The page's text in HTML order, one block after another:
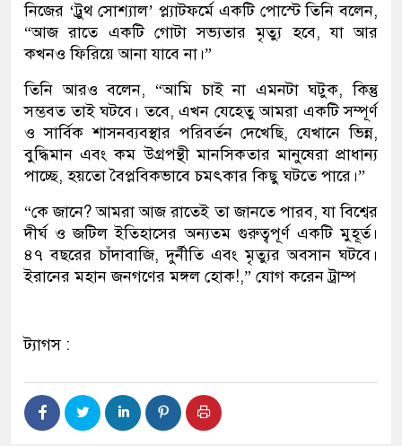
নিজের ‘ট্রুথ সোশ্যাল’ প্ল্যাটফর্মে একটি পোস্টে তিনি বলেন,
“আজ রাতে একটি গোটা সভ্যতার মৃত্যু হবে, যা আর
কখনও ফিরিয়ে আনা যাবে না।”
তিনি আরও বলেন, “আমি চাই না এমনটা ঘটুক, কিন্তু
সম্ভবত তাই ঘটবে। তবে, এখন যেহেতু আমরা একটি সম্পূর্ণ
ও সার্বিক শাসনব্যবস্থার পরিবর্তন দেখেছি, যেখানে ভিন্ন,
বুদ্ধিমান এবং কম উগ্রপন্থী মানসিকতার মানুষেরা প্রাধান্য
পাচ্ছে, হয়তো বৈপ্লবিকভাবে চমৎকার কিছু ঘটতে পারে।”
“কে জানে? আমরা আজ রাতেই তা জানতে পারব, যা বিশ্বের
দীর্ঘ ও জটিল ইতিহাসের অন্যতম গুরুত্বপূর্ণ একটি মুহূর্ত।
৪৭ বছরের চাঁদাবাজি, দুর্নীতি এবং মৃত্যুর অবসান ঘটবে।
ইরানের মহান জনগণের মঙ্গল হোক!,” যোগ করেন ট্রাম্প
ট্যাগস :